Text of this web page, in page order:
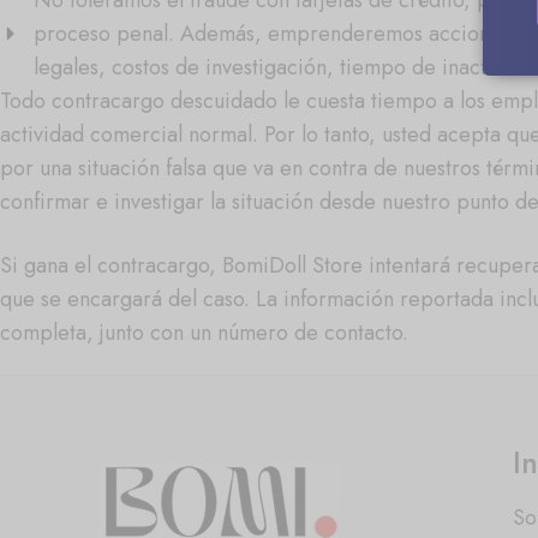
proceso penal. Además, emprenderemos acciones
legales, costos de investigación, tiempo de
Todo contracargo descuidado le cuesta tiempo a los
actividad comercial normal. Por lo tanto, usted acepta
por una situación falsa que va en contra de nuestros
confirmar e investigar la situación desde nuestro punto
Si gana el contracargo, BomiDoll Store intentará
que se encargará del caso. La información reportada
completa, junto con un número de contacto.